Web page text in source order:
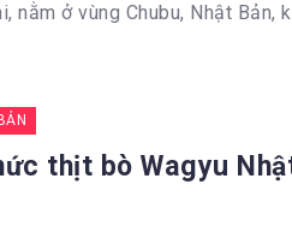
nằm ở vùng Chubu, Nhật
thịt bò Wagyu